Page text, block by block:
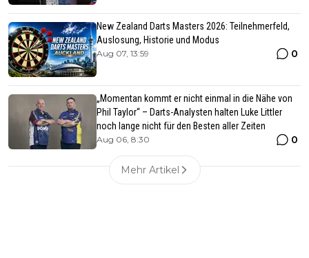
New Zealand Darts Masters 2026: Teilnehmerfeld,
Auslosung, Historie und Modus
Aug 07, 13:59 0
„Momentan kommt er nicht einmal in die Nähe von
Phil Taylor“ – Darts-Analysten halten Luke Littler
noch lange nicht für den Besten aller Zeiten
Aug 06, 8:30 0
Mehr Artikel